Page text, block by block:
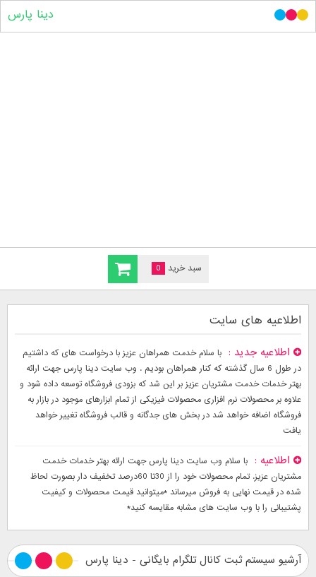
سبد خرید 0
دینا پارس
اطلاعیه های سایت
اطلاعیه جدید
با سلام خدمت همراهان عزیز با درخواست های که داشتیم
در طول 6 سال گذشته که کنار همراهان بودیم . وب سایت دینا پارس جهت ارائه
بهتر خدمات خدمت مشتریان عزیز بر این شد که بزودی فروشگاه توسعه داده شود و
علاوه بر محصولات نرم افزاری محصولات فیزیکی از تمام ابزارهای موجود در بازار به
فروشگاه اضافه خواهد شد در بخش های جدگانه و قالب فروشگاه تغییر خواهد
یافت
اطلاعیه
با سلام وب سایت دینا پارس جهت ارائه بهتر خدمات خدمت
مشتریان عزیز. تمام محصولات خود را از 30تا 60درصد تخفیف دار بصورت لحاظ
شده در قیمت نهایی به فروش میرساند *میتوانید قیمت محصولات و کیفیت
پشتیبانی را با وب سایت های مشابه مقایسه کنید*
آرشیو سیستم ثبت کانال تلگرام بایگانی - دینا پارس